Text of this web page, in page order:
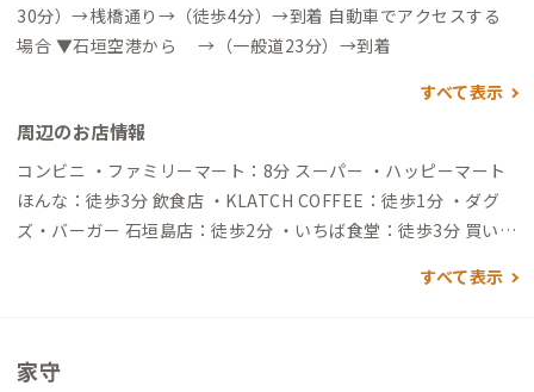
30分）→桟橋通り→（徒歩4分）→到着 自動車でアクセスする
場合 ▼石垣空港から →（一般道23分）→到着
すべて表示
周辺のお店情報
コンビニ ・ファミリーマート：8分 スーパー ・ハッピーマート
ほんな：徒歩3分 飲食店 ・KLATCH COFFEE：徒歩1分 ・ダグ
ズ・バーガー 石垣島店：徒歩2分 ・いちば食堂：徒歩3分 買い物
分 ・石垣島公設市場：徒歩3分 ・バンナ公園：車で8分 ・川平
すべて表示
家守